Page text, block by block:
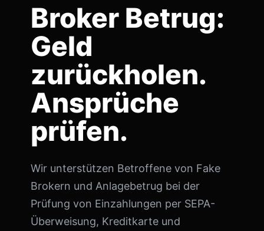
Broker Betrug:
Geld
zurückholen.
Ansprüche
prüfen.
Wir unterstützen Betroffene von Fake
Brokern und Anlagebetrug bei der
Prüfung von Einzahlungen per SEPA-
Überweisung, Kreditkarte und